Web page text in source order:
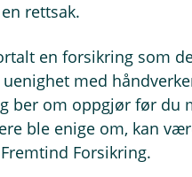
rettsak.
en forsikring som
med
ber om oppgjør før du
ble enige om, kan
Forsikring.